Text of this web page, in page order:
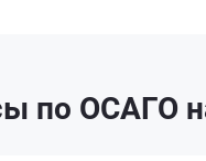
по ОСАГО